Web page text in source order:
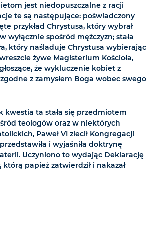
jest niedopuszczalne z racji
te są następujące: poświadczony
przykład Chrystusa, który wybrał
wyłącznie spośród mężczyzn; stała
który naśladuje Chrystusa wybierając
żywe Magisterium Kościoła,
że wykluczenie kobiet z
z zamysłem Boga wobec swego
kwestia ta stała się przedmiotem
teologów oraz w niektórych
Paweł VI zlecił Kongregacji
i wyjaśniła doktrynę
Uczyniono to wydając Deklarację
, którą papież zatwierdził i nakazał